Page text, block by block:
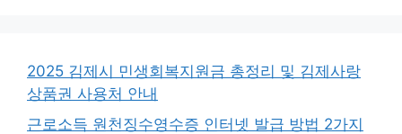
2025 김제시 민생회복지원금 총정리 및 김제사랑
상품권 사용처 안내
근로소득 원천징수영수증 인터넷 발급 방법 2가지